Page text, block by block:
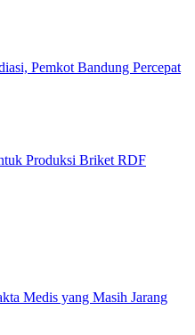
Pemkot Bandung Percepat
Produksi Briket RDF
Medis yang Masih Jarang